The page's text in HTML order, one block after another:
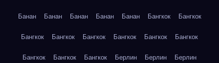
Банан Банан Банан Банан Банан Бангкок Бангкок
Бангкок Бангкок Бангкок Бангкок Бангкок Бангкок
Бангкок Бангкок Бангкок Берлин Берлин Берлин